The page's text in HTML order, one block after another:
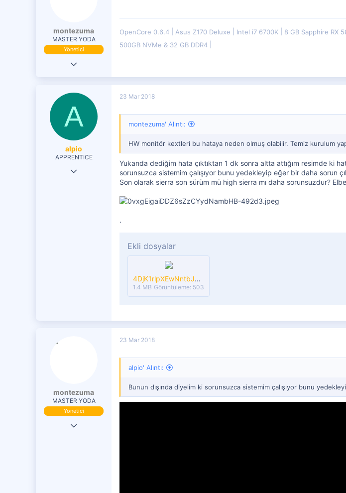
montezuma
MASTER YODA
Yönetici
19 Eki 2016
4,401
OpenCore 0.6.4 Asus Z170 Deluxe Intel i7 6700K 8 GB Sapphire RX
500GB NVMe & 32 GB DDR4
A
alpio
APPRENTICE
3 Ara 2017
23 Mar 2018
montezuma' Alıntı:
HW monitör kextleri bu hataya neden olmuş olabilir. Temiz kurulum
Yukarıda dediğim hata çıktıktan 1 dk sonra altta attığım resimde ki
sorunsuzca sistemim çalışıyor bunu yedekleyip eğer bir daha sorun
Son olarak sierra son sürüm mü high sierra mı daha sorunsuzdur?
.
Ekli dosyalar
4DjK1rlpXEwNntbJwQBgdMT20ab6CohG.jpeg
1.4 MB Görüntüleme: 503
montezuma
MASTER YODA
Yönetici
19 Eki 2016
23 Mar 2018
alpio' Alıntı:
Bunun dışında diyelim ki sorunsuzca sistemim çalışıyor bunu